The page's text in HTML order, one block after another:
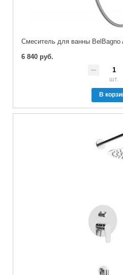
Смеситель для ванны BelBagno
6 840 руб.
шт.
В